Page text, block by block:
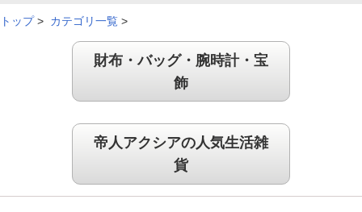
あえて色違いにして、家族のものを分けて収納できました。
（宮城県60代
たくさん入って良い
羽毛布団の収納に良いものをさがしていたため購入しました。
思ったよりたくさん入るのが良いです。
（愛知県70代
トップ> カテゴリ一覧 >
財布・バッグ・腕時計・宝
飾
帝人アクシアの人気生活雑
貨